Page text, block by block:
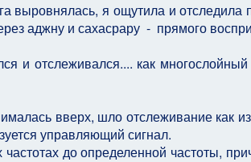
выровнялась, я ощутила и
аджну и сахасрару - прямого
и отслеживался.... как
вверх, шло отслеживание как
управляющий сигнал.
до определенной частоты,